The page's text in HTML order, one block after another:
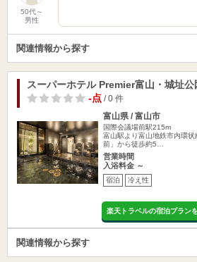
50代～
男性
関連情報から探す
スーパーホテル Premier富山・城址公
-点/ 0 件
富山県 / 富山市
国際会議場前駅215m
富山駅より富山地鉄市内環
前」から徒歩約5…
営業時間
入浴料金 ～
宿泊 冷え性
楽天トラベルの宿泊プラン
関連情報から探す